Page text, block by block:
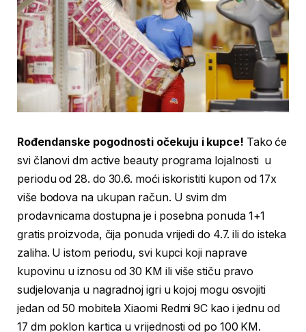
Rođendanske pogodnosti očekuju i kupce! Tako će
svi članovi dm active beauty programa lojalnosti u
periodu od 28. do 30.6. moći iskoristiti kupon od 17x
više bodova na ukupan račun. U svim dm
prodavnicama dostupna je i posebna ponuda 1+1
gratis proizvoda, čija ponuda vrijedi do 4.7. ili do isteka
zaliha. U istom periodu, svi kupci koji naprave
kupovinu u iznosu od 30 KM ili više stiču pravo
sudjelovanja u nagradnoj igri u kojoj mogu osvojiti
jedan od 50 mobitela Xiaomi Redmi 9C kao i jednu od
17 dm poklon kartica u vrijednosti od po 100 KM.